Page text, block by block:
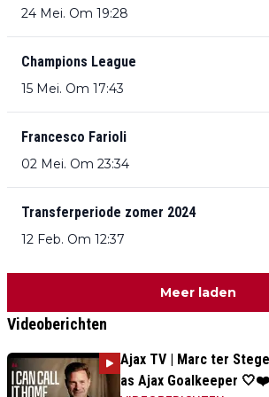
24 Mei. Om 19:28
Champions League
15 Mei. Om 17:43
Francesco Farioli
02 Mei. Om 23:34
Transferperiode zomer 2024
12 Feb. Om 12:37
Meer laden
Videoberichten
Ajax TV | Marc ter
as Ajax Goalkeeper